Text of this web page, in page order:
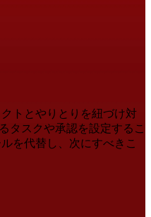
トとやりとりを紐づけ対
タスクや承認を設定するこ
を代替し、次にすべきこ